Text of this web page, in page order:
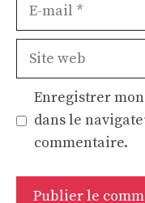
Site
Enregistrer
dans le
commentaire.